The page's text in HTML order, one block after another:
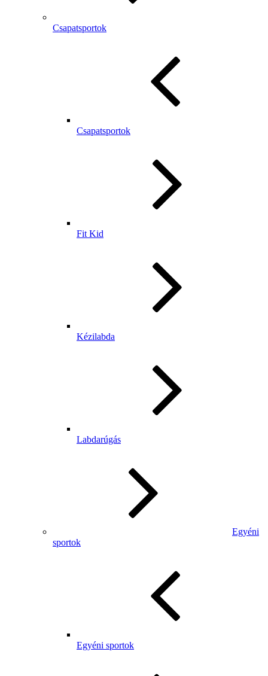
Csapatsportok
Csapatsportok
Fit Kid
Kézilabda
Labdarúgás
Egyéni
sportok
Egyéni sportok